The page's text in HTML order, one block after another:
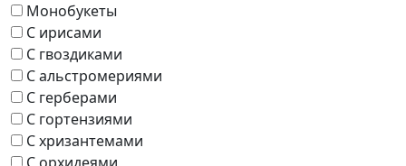
Монобукеты
С ирисами
С гвоздиками
С альстромериями
С герберами
С гортензиями
С хризантемами